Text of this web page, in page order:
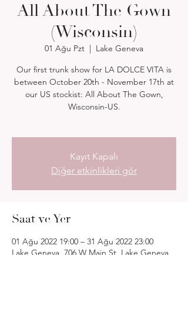
All About The Gown
(Wisconsin)
01 Ağu Pzt
  |
Lake Geneva
Our first trunk show for LA DOLCE VITA is
between October 20th - November 17th at
our US stockist: All About The Gown,
Wisconsin-US.
Kayıt Kapalı
Diğer etkinlikleri gör
Saat ve Yer
01 Ağu 2022 19:00 – 31 Ağu 2022 23:00
Lake Geneva, 706 W Main St, Lake Geneva,